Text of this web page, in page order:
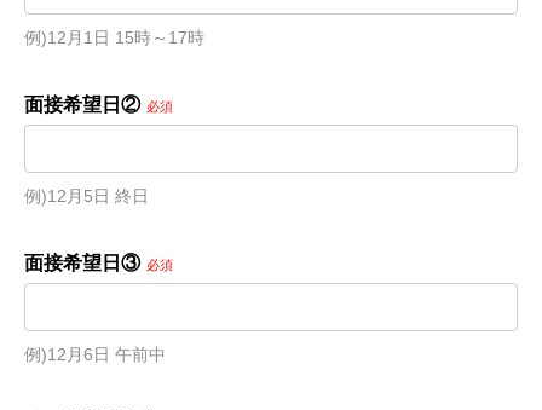
例)12月1日 15時～17時
面接希望日② 必須
例)12月5日 終日
面接希望日③ 必須
例)12月6日 午前中